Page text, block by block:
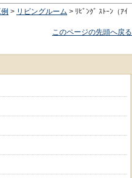
> リビングルーム > ﾘﾋﾞﾝｸﾞ ｽﾄｰﾝ（ｱｲ
このページの先頭へ戻る